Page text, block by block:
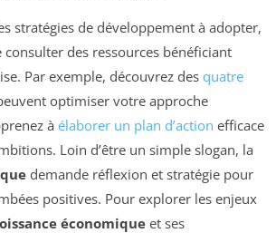
stratégies de développement à adopter,
consulter des ressources bénéficiant
Par exemple, découvrez des quatre
optimiser votre approche
à élaborer un plan d’action efficace
Loin d’être un simple slogan, la
demande réflexion et stratégie pour
positives. Pour explorer les enjeux
économiqueet ses